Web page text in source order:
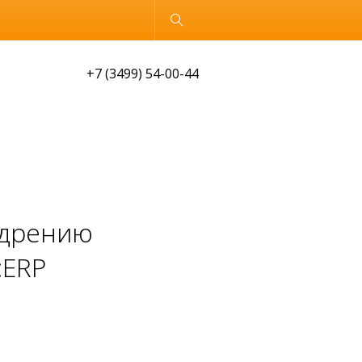
Обычная версия
+7 (3499) 54-00-44